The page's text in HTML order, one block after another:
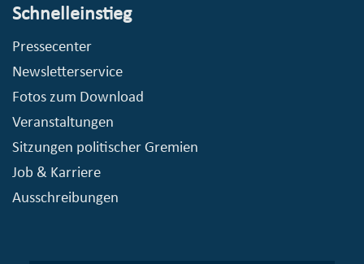
Schnelleinstieg
Pressecenter
Newsletterservice
Fotos zum Download
Veranstaltungen
Sitzungen politischer Gremien
Job & Karriere
Ausschreibungen